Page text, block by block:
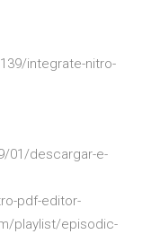
integrate-nitro-
01/descargar-e-
pdf-editor-
playlist/episodic-